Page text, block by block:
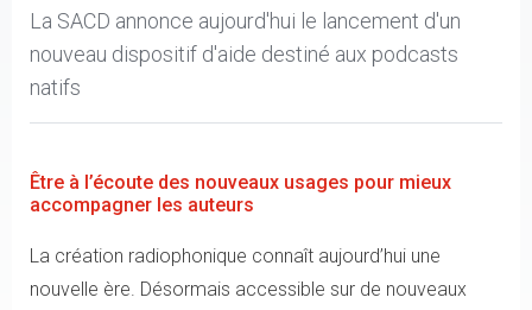
La SACD annonce aujourd'hui le lancement d'un
nouveau dispositif d'aide destiné aux podcasts
natifs
Être à l’écoute des nouveaux usages pour mieux
accompagner les auteurs
La création radiophonique connaît aujourd’hui une
nouvelle ère. Désormais accessible sur de nouveaux